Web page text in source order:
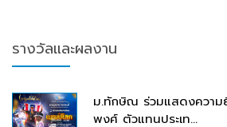
รางวัลและผลงาน
ม.ทักษิณ ร่วมแสดงควา
พงศ์ ตัวแทนประเท...